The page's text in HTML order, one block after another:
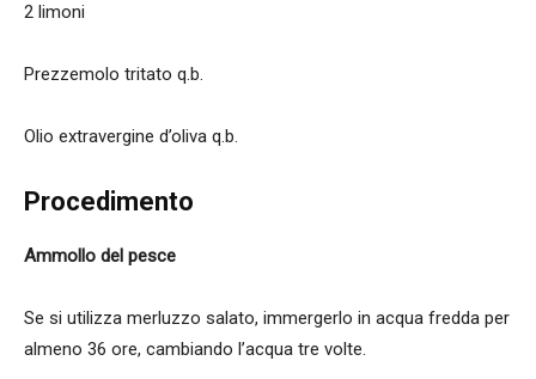
2 limoni
Prezzemolo tritato q.b.
Olio extravergine d’oliva q.b.
Procedimento
Ammollo del pesce
Se si utilizza merluzzo salato, immergerlo in acqua fredda per
almeno 36 ore, cambiando l’acqua tre volte.